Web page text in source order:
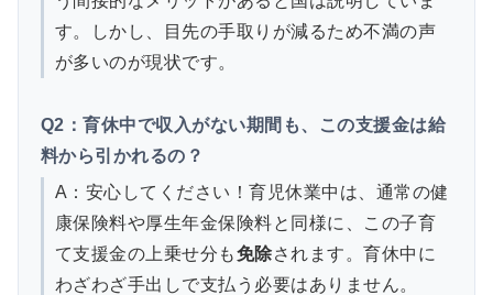
す。しかし、目先の手取りが減るため不満の声
が多いのが現状です。
Q2：育休中で収入がない期間も、この支援金は給
料から引かれるの？
A：安心してください！育児休業中は、通常の健
康保険料や厚生年金保険料と同様に、この子育
て支援金の上乗せ分も免除されます。育休中に
わざわざ手出しで支払う必要はありません。